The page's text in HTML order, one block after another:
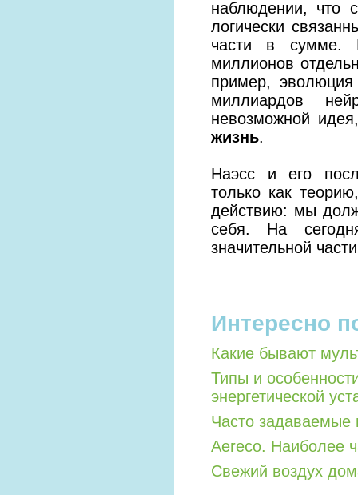
наблюдении, что
логически
части в сумме.
миллионов
пример, эволюция
миллиардов
невозможной
жизнь.
Наэсс и его
только как
действию: мы
себя. На
значительной
Интересно
Какие бывают
Типы и
энергетической
Часто задаваемые
Aereco. Наиболее
Свежий воздух